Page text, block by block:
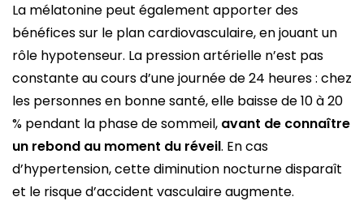
La mélatonine peut également apporter des
bénéfices sur le plan cardiovasculaire, en jouant un
rôle hypotenseur. La pression artérielle n’est pas
constante au cours d’une journée de 24 heures : chez
les personnes en bonne santé, elle baisse de 10 à 20
% pendant la phase de sommeil, avant de connaître
un rebond au moment du réveil. En cas
d’hypertension, cette diminution nocturne disparaît
et le risque d’accident vasculaire augmente.